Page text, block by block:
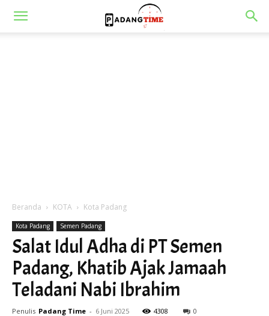
Beranda KOTA Kota Padang
Kota Padang Semen Padang
Salat Idul Adha di PT Semen
Padang, Khatib Ajak Jamaah
Teladani Nabi Ibrahim
Penulis Padang Time - 6 Juni 2025 4308 0